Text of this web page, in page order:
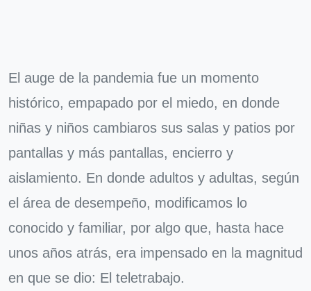
El auge de la pandemia fue un momento
histórico, empapado por el miedo, en donde
niñas y niños cambiaros sus salas y patios por
pantallas y más pantallas, encierro y
aislamiento. En donde adultos y adultas, según
el área de desempeño, modificamos lo
conocido y familiar, por algo que, hasta hace
unos años atrás, era impensado en la magnitud
en que se dio: El teletrabajo.